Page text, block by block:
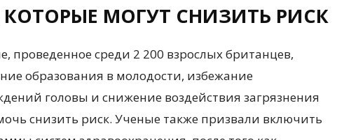
МОГУТ СНИЗИТЬ РИСК
проведенное среди 2 200 взрослых британцев,
образования в молодости, избежание
головы и снижение воздействия загрязнения
снизить риск. Ученые также призвали включить